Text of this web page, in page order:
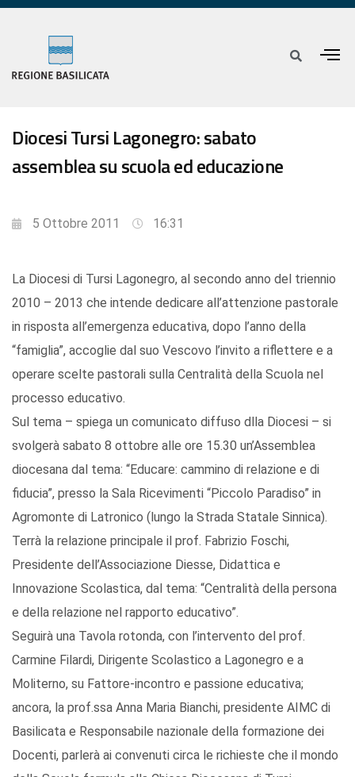
Diocesi Tursi Lagonegro: sabato
assemblea su scuola ed educazione
5 Ottobre 2011 16:31
La Diocesi di Tursi Lagonegro, al secondo anno del triennio
2010 – 2013 che intende dedicare all’attenzione pastorale
in risposta all’emergenza educativa, dopo l’anno della
“famiglia”, accoglie dal suo Vescovo l’invito a riflettere e a
operare scelte pastorali sulla Centralità della Scuola nel
processo educativo.
Sul tema – spiega un comunicato diffuso dlla Diocesi – si
svolgerà sabato 8 ottobre alle ore 15.30 un’Assemblea
diocesana dal tema: “Educare: cammino di relazione e di
fiducia”, presso la Sala Ricevimenti “Piccolo Paradiso” in
Agromonte di Latronico (lungo la Strada Statale Sinnica).
Terrà la relazione principale il prof. Fabrizio Foschi,
Presidente dell’Associazione Diesse, Didattica e
Innovazione Scolastica, dal tema: “Centralità della persona
e della relazione nel rapporto educativo”.
Seguirà una Tavola rotonda, con l’intervento del prof.
Carmine Filardi, Dirigente Scolastico a Lagonegro e a
Moliterno, su Fattore-incontro e passione educativa;
ancora, la prof.ssa Anna Maria Bianchi, presidente AIMC di
Basilicata e Responsabile nazionale della formazione dei
Docenti, parlerà ai convenuti circa le richieste che il mondo